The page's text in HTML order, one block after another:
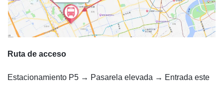
Ruta de acceso
Estacionamiento P5 → Pasarela elevada → Entrada este